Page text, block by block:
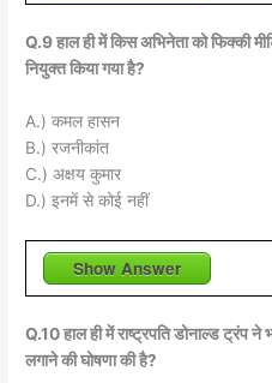
Q.9 हाल ही में किस अभिनेता को फिक्की
नियुक्त किया गया है?
A.) कमल हासन
B.) रजनीकांत
C.) अक्षय कुमार
D.) इनमें से कोई नहीं
Show Answer
Q.10 हाल ही में राष्ट्रपति डोनाल्ड ट्रंप
लगाने की घोषणा की है?